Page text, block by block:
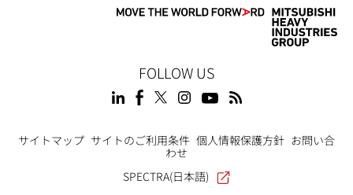
FOLLOW US
Footer
サイトマップ サイトのご利用条件 個人情報保護方針 お問い合
わせ
SPECTRA(日本語)